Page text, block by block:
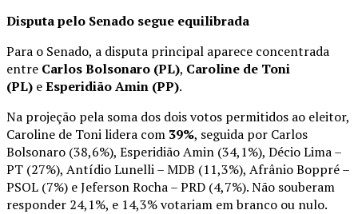
Disputa pelo Senado segue equilibrada
Para o Senado, a disputa principal aparece concentrada
entre Carlos Bolsonaro (PL), Caroline de Toni
(PL) eEsperidião Amin (PP).
Na projeção pela soma dos dois votos permitidos ao eleitor,
Caroline de Toni lidera com 39%, seguida por Carlos
Bolsonaro (38,6%), Esperidião Amin (34,1%), Décio Lima –
PT (27%), Antídio Lunelli – MDB (11,3%), Afrânio Boppré –
PSOL (7%) e Jeferson Rocha – PRD (4,7%). Não souberam
responder 24,1%, e 14,3% votariam em branco ou nulo.